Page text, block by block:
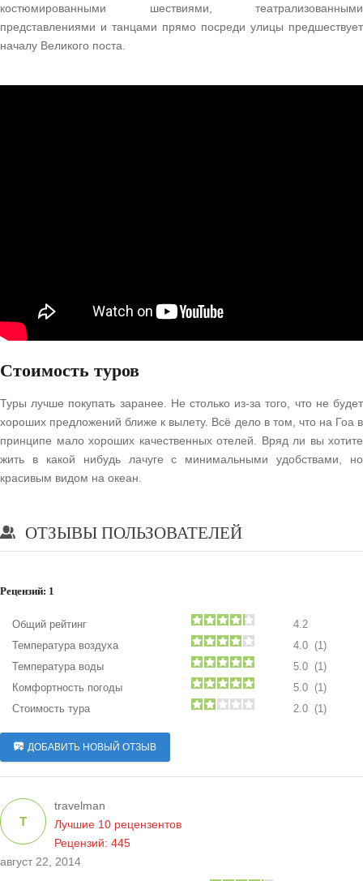
костюмированными шествиями, театрализованными
представлениями и танцами прямо посреди улицы предшествует
началу Великого поста.
Стоимость туров
Туры лучше покупать заранее. Не столько из-за того, что не будет
хороших предложений ближе к вылету. Всё дело в том, что на Гоа в
принципе мало хороших качественных отелей. Вряд ли вы хотите
жить в какой нибудь лачуге с минимальными удобствами, но
красивым видом на океан.
ОТЗЫВЫ ПОЛЬЗОВАТЕЛЕЙ
Рецензий: 1
Общий рейтинг
4.2
Температура воздуха
4.0 (1)
Температура воды
5.0 (1)
Комфортность погоды
5.0 (1)
Стоимость тура
2.0 (1)
ДОБАВИТЬ НОВЫЙ ОТЗЫВ
август 22, 2014
T
travelman
Лучшие 10 рецензентов
Рецензий: 445